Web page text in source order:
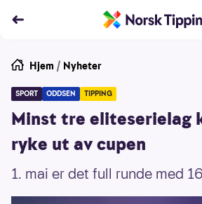
Hjem / Nyheter
SPORT ODDSEN TIPPING
Minst tre eliteserielag
ryke ut av cupen
1. mai er det full runde med